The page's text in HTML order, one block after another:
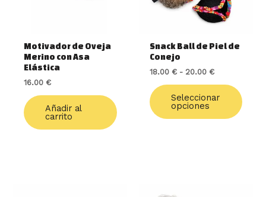
Motivador de Oveja
Merino con Asa
Elástica
16.00 €
Añadir al
carrito
Snack Ball de Piel de
Conejo
18.00 € - 20.00 €
Seleccionar
opciones